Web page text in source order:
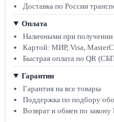
Доставка по России
Оплата
Наличными при получении
Картой: МИР, Visa,
Быстрая оплата по QR
Гарантии
Гарантия на все товары
Поддержка по подбору
Возврат и обмен по